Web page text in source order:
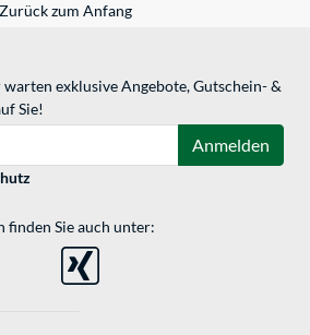
Zurück zum Anfang
exklusive Angebote, Gutschein- &
Sie!
Anmelden
Sie auch unter: